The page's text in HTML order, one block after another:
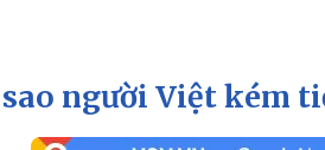
E-
người Việt kém